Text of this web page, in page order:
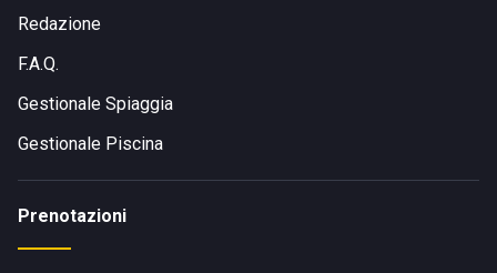
Redazione
F.A.Q.
Gestionale Spiaggia
Gestionale Piscina
Prenotazioni